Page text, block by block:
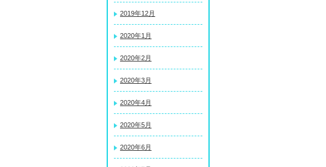
2019年12月
2020年1月
2020年2月
2020年3月
2020年4月
2020年5月
2020年6月